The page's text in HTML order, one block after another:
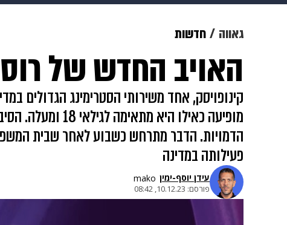
גאווה ויוה משפט
גאווה חדשות
האויב החדש של
קינופויסק, אחד משירותי הסטרימינג הגדולים
מופיעה כאילו
הדמויות. הדבר מתרחש כשבוע לאחר שבית
פעילותה במדינה
עידן יוסף-ימין mako
פורסם: 10.12.23, 08:42